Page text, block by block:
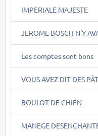
IMPERIALE MAJESTE
JEROME BOSCH N'Y
Les comptes sont bons
VOUS AVEZ DIT DES
BOULOT DE CHIEN
MANEGE